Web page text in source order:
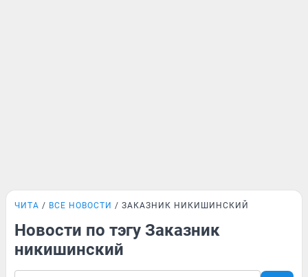
ЧИТА ВСЕ НОВОСТИ ЗАКАЗНИК НИКИШИНСКИЙ
Новости по тэгу Заказник
никишинский